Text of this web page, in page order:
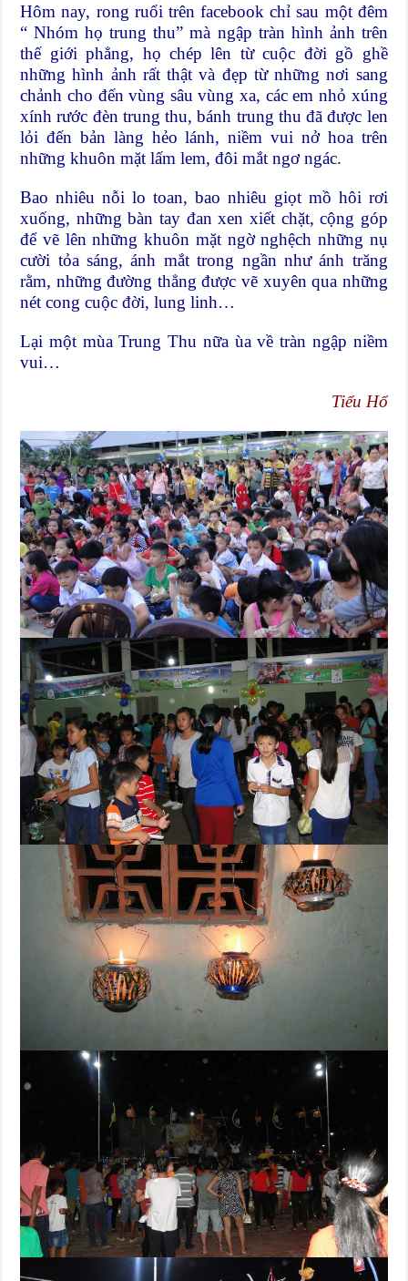
Hôm nay, rong ruổi trên facebook chỉ sau một đêm
“ Nhóm họ trung thu” mà ngập tràn hình ảnh trên
thế giới phẳng, họ chép lên từ cuộc đời gồ ghề
những hình ảnh rất thật và đẹp từ những nơi sang
chảnh cho đến vùng sâu vùng xa, các em nhỏ xúng
xính rước đèn trung thu, bánh trung thu đã được len
lỏi đến bản làng hẻo lánh, niềm vui nở hoa trên
những khuôn mặt lấm lem, đôi mắt ngơ ngác.
Bao nhiêu nỗi lo toan, bao nhiêu giọt mồ hôi rơi
xuống, những bàn tay đan xen xiết chặt, cộng góp
để vẽ lên những khuôn mặt ngờ nghệch những nụ
cười tỏa sáng, ánh mắt trong ngần như ánh trăng
rằm, những đường thẳng được vẽ xuyên qua những
nét cong cuộc đời, lung linh…
Lại một mùa Trung Thu nữa ùa về tràn ngập niềm
vui…
Tiểu Hổ